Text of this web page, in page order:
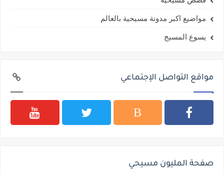
مواضيع اكبر مدونة مسيحية بالعالم
يسوع المسيح
مواقع التواصل الإجتماعي
صفحة المليون مسيحي